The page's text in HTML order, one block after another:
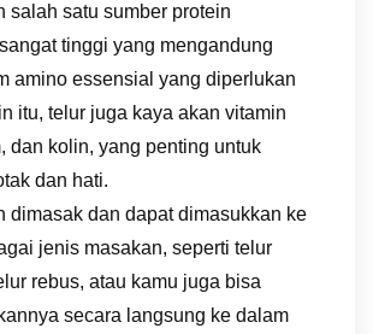
salah satu sumber protein
tinggi yang mengandung
amino essensial yang diperlukan
itu, telur juga kaya akan vitamin
dan kolin, yang penting untuk
dan hati.
dimasak dan dapat dimasukkan ke
jenis masakan, seperti telur
rebus, atau kamu juga bisa
secara langsung ke dalam